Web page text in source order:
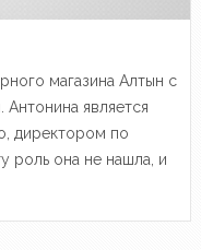
магазина Алтын с
является
директором по
роль она не нашла, и